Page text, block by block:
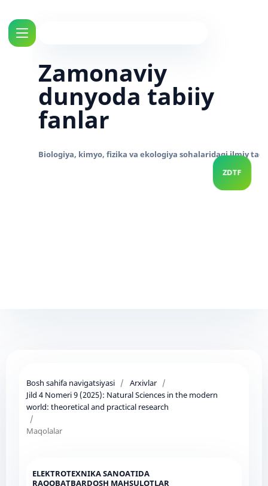
Zamonaviy
dunyoda tabiiy
fanlar
Bosh sahifa navigatsiyasi / Arxivlar /
Jild 4 Nomeri 9 (2025): Natural Sciences in the modern
world: theoretical and practical research
/
Maqolalar
ELЕKTRОTЕXNIKА SАNОАTIDА
RАQОBАTBАRDОSH MАHSULОTLАR